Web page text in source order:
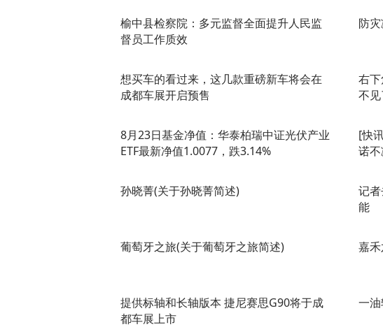
榆中县检察院：多元监督全面提升人民监
督员工作质效
防
想买车的看过来，这几款重磅新车将会在
成都车展开启预售
右
不
8月23日基金净值：华泰柏瑞中证光伏产业
ETF最新净值1.0077，跌3.14%
[快
诺
孙晓菁(关于孙晓菁简述)
记
能
葡萄牙之旅(关于葡萄牙之旅简述) 嘉
提供标轴和长轴版本 捷尼赛思G90将于成
都车展上市
一